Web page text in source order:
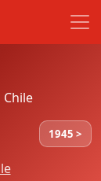
Chile
1945 >